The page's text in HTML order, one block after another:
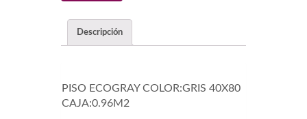
Descripción
PISO ECOGRAY COLOR:GRIS 40X80
CAJA:0.96M2